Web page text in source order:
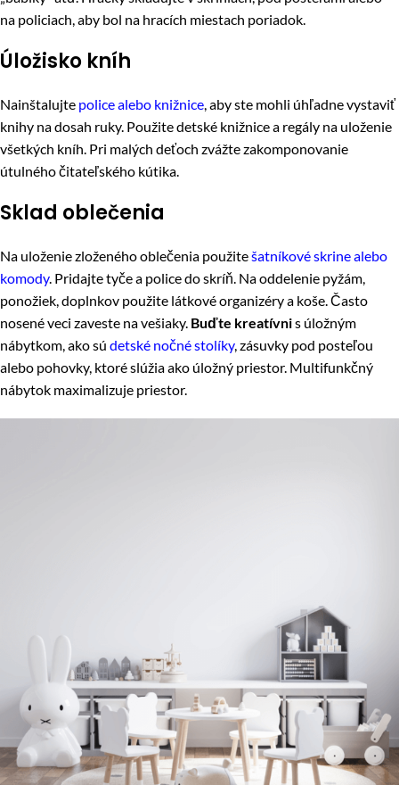
na policiach, aby bol na hracích miestach poriadok.
Úložisko kníh
Nainštalujte police alebo knižnice , aby ste mohli úhľadne vystaviť
knihy na dosah ruky. Použite detské knižnice a regály na uloženie
všetkých kníh. Pri malých deťoch zvážte zakomponovanie
útulného čitateľského kútika.
Sklad oblečenia
Na uloženie zloženého oblečenia použitešatníkové skrine alebo
komody. Pridajte tyče a police do skríň. Na oddelenie pyžám,
ponožiek, doplnkov použite látkové organizéry a koše. Často
nosené veci zaveste na vešiaky. Buďte kreatívnis úložným
nábytkom, ako sú detské nočné stolíky, zásuvky pod posteľou
alebo pohovky, ktoré slúžia ako úložný priestor. Multifunkčný
nábytok maximalizuje priestor.